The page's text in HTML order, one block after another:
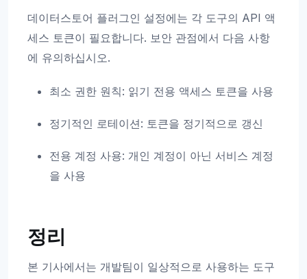
데이터스토어 플러그인 설정에는 각 도구의 API 액
세스 토큰이 필요합니다. 보안 관점에서 다음 사항
에 유의하십시오.
최소 권한 원칙: 읽기 전용 액세스 토큰을 사용
정기적인 로테이션: 토큰을 정기적으로 갱신
전용 계정 사용: 개인 계정이 아닌 서비스 계정
을 사용
정리
본 기사에서는 개발팀이 일상적으로 사용하는 도구